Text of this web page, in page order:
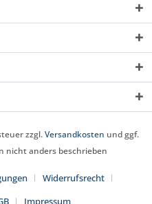
zzgl.Versandkosten und ggf.
nicht anders beschrieben
Widerrufsrecht
Impressum